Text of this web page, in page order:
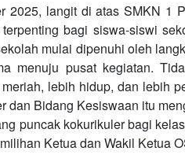
2025, langit di atas SMKN 1
bagi siswa-siswi
mulai dipenuhi oleh
menuju pusat kegiatan.
lebih hidup, dan lebih
dan Bidang Kesiswaan itu
puncak kokurikuler bagi
Ketua dan Wakil Ketua